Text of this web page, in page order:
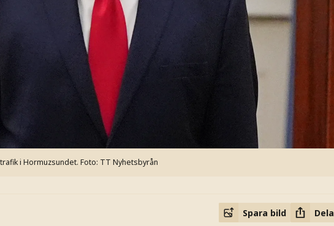
i Hormuzsundet. Foto: TT Nyhetsbyrån
Spara bild Dela